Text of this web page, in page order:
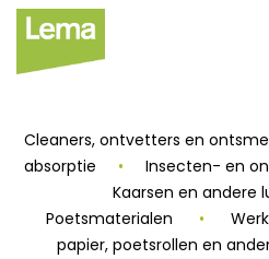
Cleaners, ontvetters en
absorptie
• Insecten- en
Kaarsen en andere
Poetsmaterialen
•
papier, poetsrollen en